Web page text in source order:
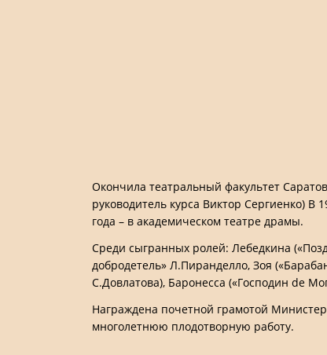
Окончила театральный факультет
руководитель курса Виктор Сергиенко) В
года – в академическом театре драмы.
Среди сыгранных ролей: Лебедкина
добродетель» Л.Пиранделло, Зоя
С.Довлатова), Баронесса («Господин de
Награждена почетной грамотой
многолетнюю плодотворную работу.